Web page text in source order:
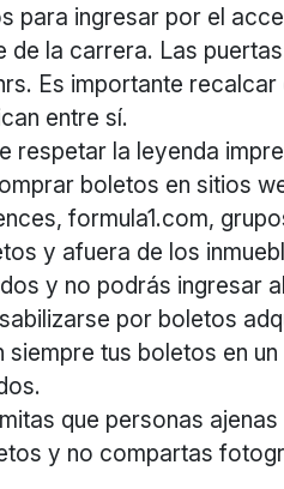
para ingresar por el
de la carrera. Las
Es importante
entre sí.
respetar la leyenda
boletos en sitios
formula1.com,
y afuera de los
y no podrás ingresar
por boletos
siempre tus boletos en
que personas
y no compartas